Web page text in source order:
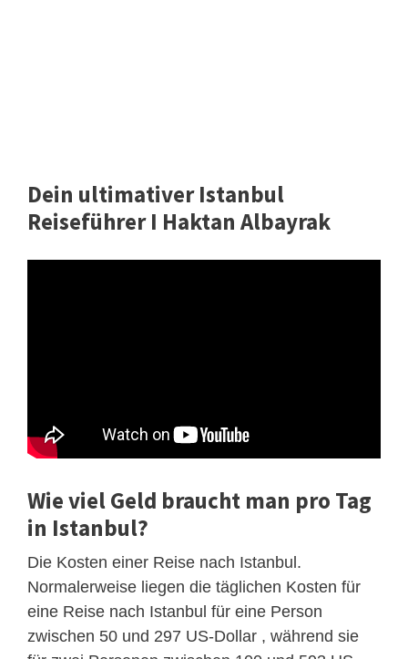
Dein ultimativer Istanbul
Reiseführer I Haktan Albayrak
Wie viel Geld braucht man pro Tag
in Istanbul?
Die Kosten einer Reise nach Istanbul.
Normalerweise liegen die täglichen Kosten für
eine Reise nach Istanbul für eine Person
zwischen 50 und 297 US-Dollar , während sie